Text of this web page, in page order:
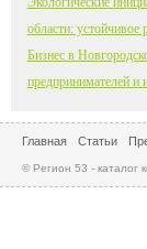
области: устойчивое
Бизнес в
предпринимателей и
Главная Статьи
© Регион 53 - каталог